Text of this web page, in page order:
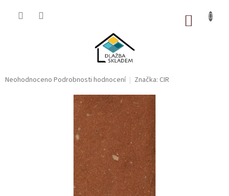
Průměrné
Neohodnoceno Podrobnosti hodnocení Značka: CIR